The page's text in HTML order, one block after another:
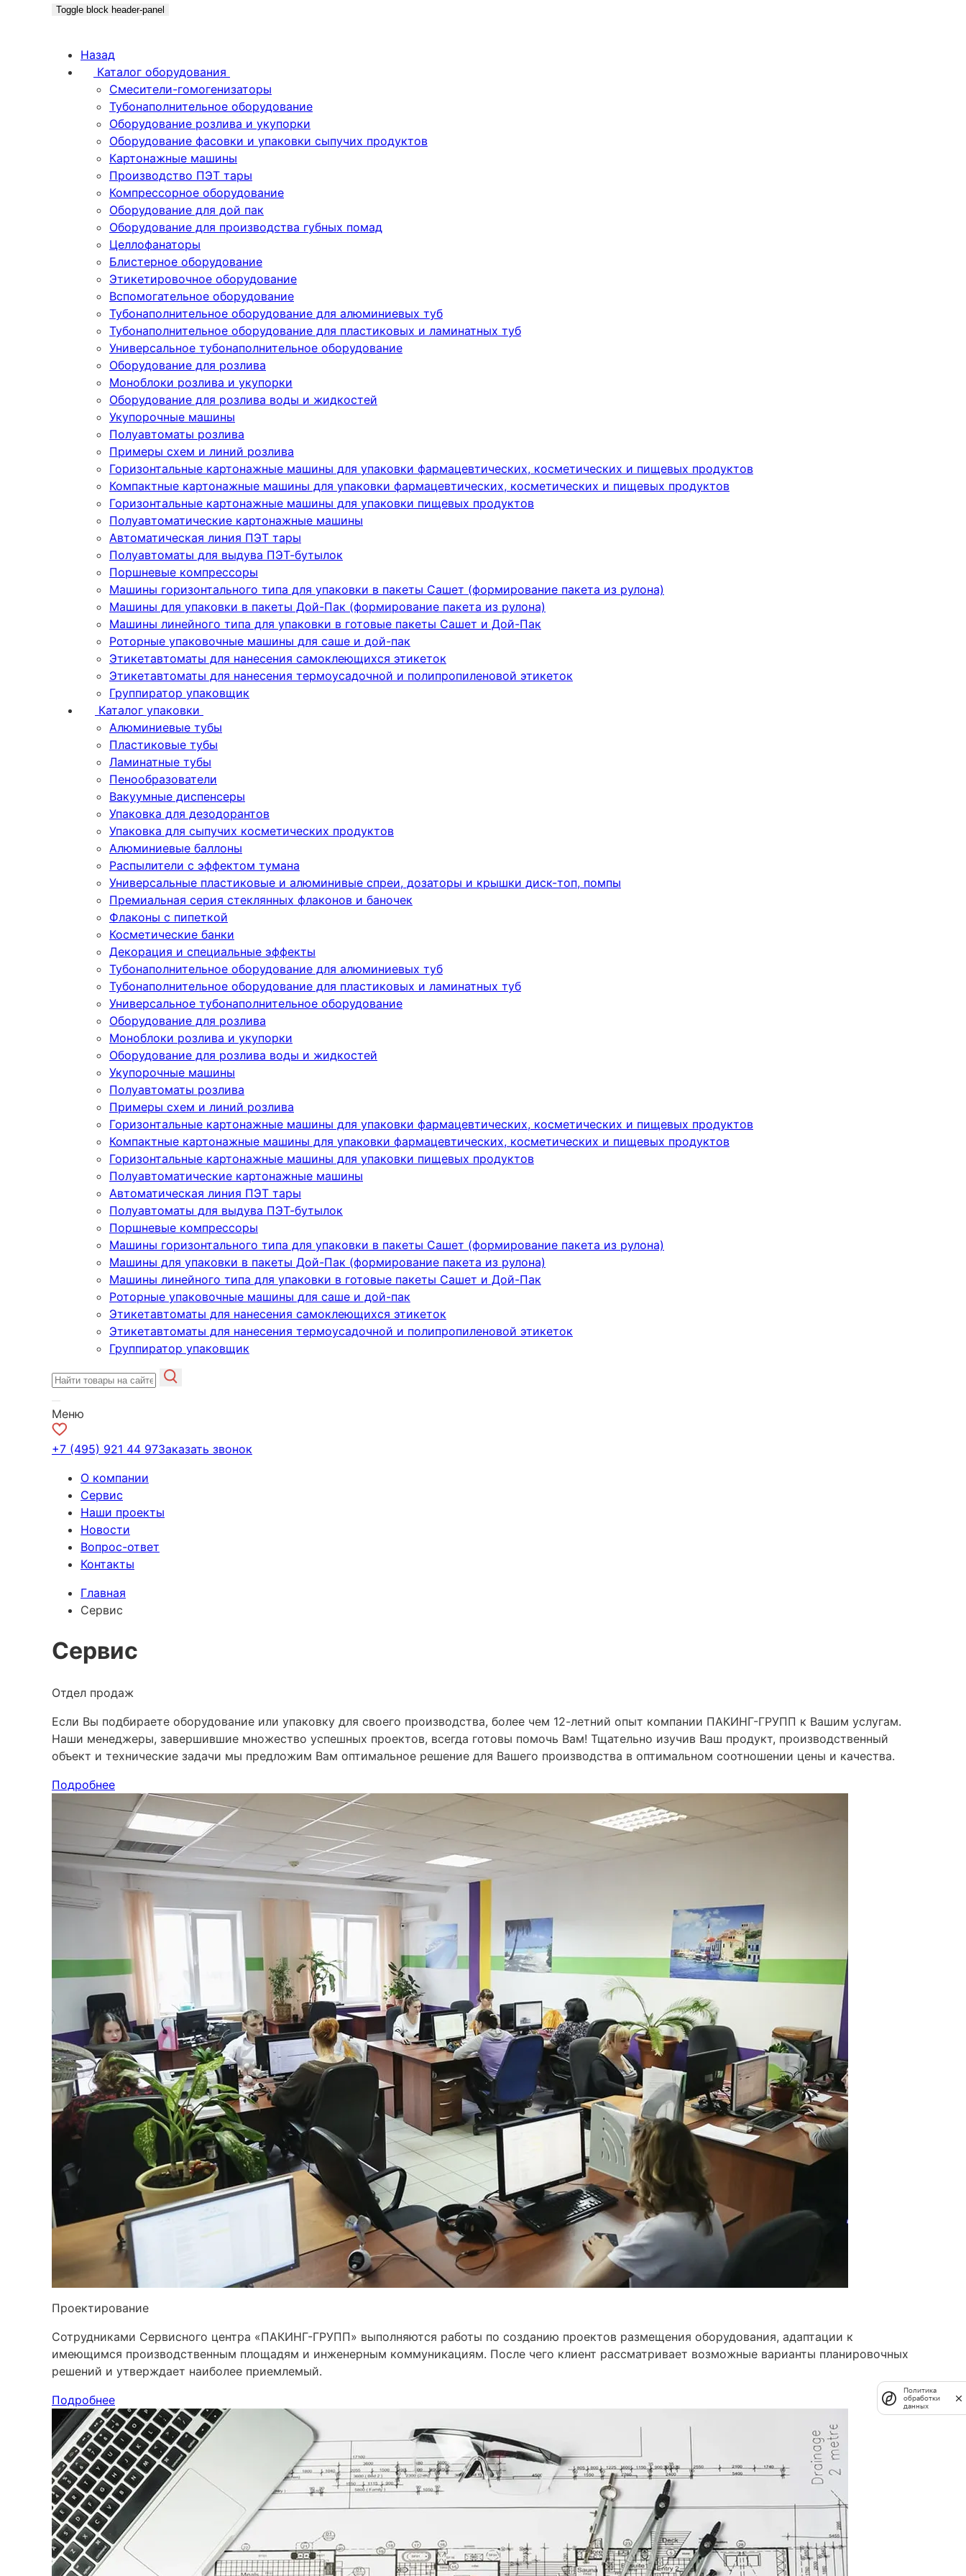
Toggle block header-panel
Назад
Каталог оборудования
Смесители-гомогенизаторы
Тубонаполнительное оборудование
Оборудование розлива и укупорки
Оборудование фасовки и упаковки сыпучих продуктов
Картонажные машины
Производство ПЭТ тары
Компрессорное оборудование
Оборудование для дой пак
Оборудование для производства губных помад
Целлофанаторы
Блистерное оборудование
Этикетировочное оборудование
Вспомогательное оборудование
Тубонаполнительное оборудование для алюминиевых туб
Тубонаполнительное оборудование для пластиковых и ламинатных туб
Универсальное тубонаполнительное оборудование
Оборудование для розлива
Моноблоки розлива и укупорки
Оборудование для розлива воды и жидкостей
Укупорочные машины
Полуавтоматы розлива
Примеры схем и линий розлива
Горизонтальные картонажные машины для упаковки фармацевтических, косметических и пищевых продуктов
Компактные картонажные машины для упаковки фармацевтических, косметических и пищевых продуктов
Горизонтальные картонажные машины для упаковки пищевых продуктов
Полуавтоматические картонажные машины
Автоматическая линия ПЭТ тары
Полуавтоматы для выдува ПЭТ-бутылок
Поршневые компрессоры
Машины горизонтального типа для упаковки в пакеты Сашет (формирование пакета из рулона)
Машины для упаковки в пакеты Дой-Пак (формирование пакета из рулона)
Машины линейного типа для упаковки в готовые пакеты Сашет и Дой-Пак
Роторные упаковочные машины для саше и дой-пак
Этикетавтоматы для нанесения самоклеющихся этикеток
Этикетавтоматы для нанесения термоусадочной и полипропиленовой этикеток
Группиратор упаковщик
Каталог упаковки
Алюминиевые тубы
Пластиковые тубы
Ламинатные тубы
Пенообразователи
Вакуумные диспенсеры
Упаковка для дезодорантов
Упаковка для сыпучих косметических продуктов
Алюминиевые баллоны
Распылители с эффектом тумана
Универсальные пластиковые и алюминивые спреи, дозаторы и крышки диск-топ, помпы
Премиальная серия стеклянных флаконов и баночек
Флаконы с пипеткой
Косметические банки
Декорация и специальные эффекты
Тубонаполнительное оборудование для алюминиевых туб
Тубонаполнительное оборудование для пластиковых и ламинатных туб
Универсальное тубонаполнительное оборудование
Оборудование для розлива
Моноблоки розлива и укупорки
Оборудование для розлива воды и жидкостей
Укупорочные машины
Полуавтоматы розлива
Примеры схем и линий розлива
Горизонтальные картонажные машины для упаковки фармацевтических, косметических и пищевых продуктов
Компактные картонажные машины для упаковки фармацевтических, косметических и пищевых продуктов
Горизонтальные картонажные машины для упаковки пищевых продуктов
Полуавтоматические картонажные машины
Автоматическая линия ПЭТ тары
Полуавтоматы для выдува ПЭТ-бутылок
Поршневые компрессоры
Машины горизонтального типа для упаковки в пакеты Сашет (формирование пакета из рулона)
Машины для упаковки в пакеты Дой-Пак (формирование пакета из рулона)
Машины линейного типа для упаковки в готовые пакеты Сашет и Дой-Пак
Роторные упаковочные машины для саше и дой-пак
Этикетавтоматы для нанесения самоклеющихся этикеток
Этикетавтоматы для нанесения термоусадочной и полипропиленовой этикеток
Группиратор упаковщик
Меню
+7 (495) 921 44 97Заказать звонок
О компании
Сервис
Наши проекты
Новости
Вопрос-ответ
Контакты
Главная
Сервис
Сервис
Отдел продаж
Если Вы подбираете оборудование или упаковку для своего производства, более чем 12-летний опыт компании ПАКИНГ-ГРУПП к Вашим услугам.
Наши менеджеры, завершившие множество успешных проектов, всегда готовы помочь Вам! Тщательно изучив Ваш продукт, производственный
объект и технические задачи мы предложим Вам оптимальное решение для Вашего производства в оптимальном соотношении цены и качества.
Подробнее
Проектирование
Сотрудниками Сервисного центра «ПАКИНГ-ГРУПП» выполняются работы по созданию проектов размещения оборудования, адаптации к
имеющимся производственным площадям и инженерным коммуникациям. После чего клиент рассматривает возможные варианты планировочных
решений и утверждает наиболее приемлемый.
Подробнее
Политика
обработки
данных